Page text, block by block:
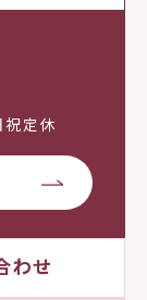
定休
わせ